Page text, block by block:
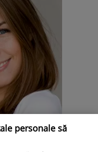
personale să